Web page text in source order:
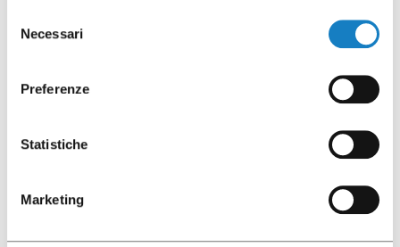
delNecessari
Preferenze
Statistiche
Marketing
Transparent